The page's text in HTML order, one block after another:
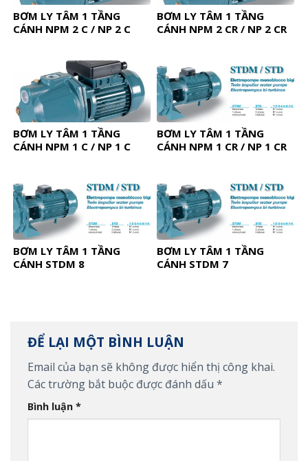
BƠM LY TÂM 1 TẦNG
CÁNH NPM 2 C / NP 2 C
BƠM LY TÂM 1 TẦNG
CÁNH NPM 2 CR / NP 2 CR
BƠM LY TÂM 1 TẦNG
CÁNH NPM 1 C / NP 1 C
BƠM LY TÂM 1 TẦNG
CÁNH NPM 1 CR / NP 1 CR
BƠM LY TÂM 1 TẦNG
CÁNH STDM 8
BƠM LY TÂM 1 TẦNG
CÁNH STDM 7
ĐỂ LẠI MỘT BÌNH LUẬN
Email của bạn sẽ không được hiển thị công khai.
Các trường bắt buộc được đánh dấu *
Bình luận *